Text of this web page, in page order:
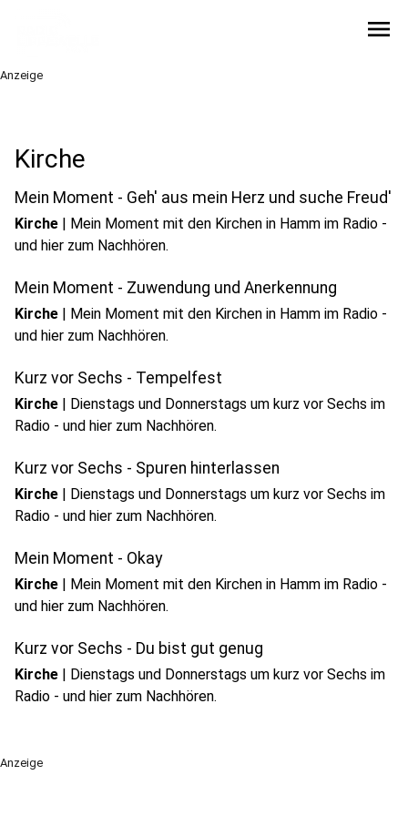
menu
Anzeige
Kirche
Mein Moment - Geh' aus mein Herz und suche Freud'
Kirche | Mein Moment mit den Kirchen in Hamm im Radio -
und hier zum Nachhören.
Mein Moment - Zuwendung und Anerkennung
Kirche | Mein Moment mit den Kirchen in Hamm im Radio -
und hier zum Nachhören.
Kurz vor Sechs - Tempelfest
Kirche | Dienstags und Donnerstags um kurz vor Sechs im
Radio - und hier zum Nachhören.
Kurz vor Sechs - Spuren hinterlassen
Kirche | Dienstags und Donnerstags um kurz vor Sechs im
Radio - und hier zum Nachhören.
Mein Moment - Okay
Kirche | Mein Moment mit den Kirchen in Hamm im Radio -
und hier zum Nachhören.
Kurz vor Sechs - Du bist gut genug
Kirche | Dienstags und Donnerstags um kurz vor Sechs im
Radio - und hier zum Nachhören.
Anzeige